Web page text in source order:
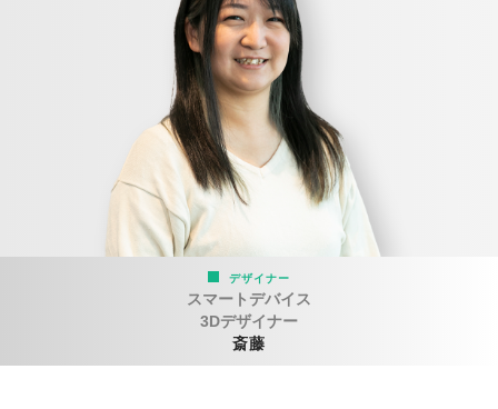
デザイナー
スマートデバイス
3Dデザイナー
斎藤